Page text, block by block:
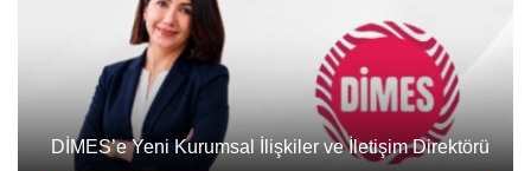
DİMES’e Yeni Kurumsal İlişkiler ve İletişim Direktörü